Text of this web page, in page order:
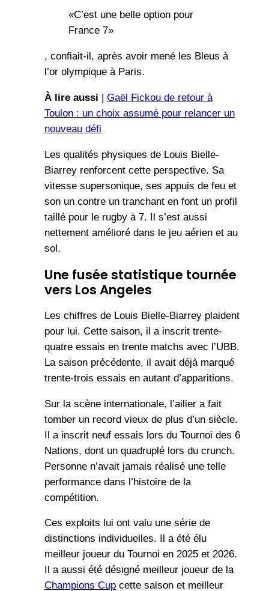
«C’est une belle option pour
France 7»
, confiait-il, après avoir mené les Bleus à
l’or olympique à Paris.
À lire aussi | Gaël Fickou de retour à
Toulon : un choix assumé pour relancer un
nouveau défi
Les qualités physiques de Louis Bielle-
Biarrey renforcent cette perspective. Sa
vitesse supersonique, ses appuis de feu et
son un contre un tranchant en font un profil
taillé pour le rugby à 7. Il s’est aussi
nettement amélioré dans le jeu aérien et au
sol.
Une fusée statistique tournée
vers Los Angeles
Les chiffres de Louis Bielle-Biarrey plaident
pour lui. Cette saison, il a inscrit trente-
quatre essais en trente matchs avec l’UBB.
La saison précédente, il avait déjà marqué
trente-trois essais en autant d’apparitions.
Sur la scène internationale, l’ailier a fait
tomber un record vieux de plus d’un siècle.
Il a inscrit neuf essais lors du Tournoi des 6
Nations, dont un quadruplé lors du crunch.
Personne n’avait jamais réalisé une telle
performance dans l’histoire de la
compétition.
Ces exploits lui ont valu une série de
distinctions individuelles. Il a été élu
meilleur joueur du Tournoi en 2025 et 2026.
Il a aussi été désigné meilleur joueur de la
Champions Cupcette saison et meilleur